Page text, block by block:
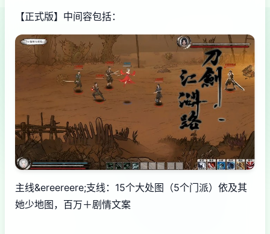
【正式版】中间容包括：
主线&ereereere;支线：15个大处图（5个门派）依及其
她少地图，百万＋剧情文案